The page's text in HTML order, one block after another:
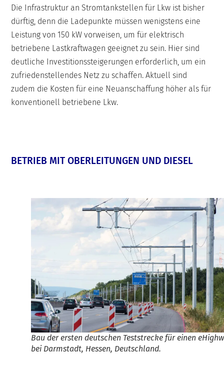
Die Infrastruktur an Stromtankstellen für Lkw ist bisher
dürftig, denn die Ladepunkte müssen wenigstens eine
Leistung von 150 kW vorweisen, um für elektrisch
betriebene Lastkraftwagen geeignet zu sein. Hier sind
deutliche Investitionssteigerungen erforderlich, um ein
zufriedenstellendes Netz zu schaffen. Aktuell sind
zudem die Kosten für eine Neuanschaffung höher als für
konventionell betriebene Lkw.
BETRIEB MIT OBERLEITUNGEN UND DIESEL
Bau der ersten deutschen Teststrecke für einen
bei Darmstadt, Hessen, Deutschland.